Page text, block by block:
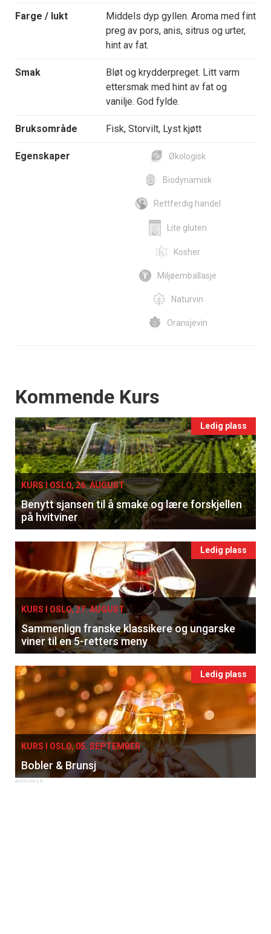
Farge / lukt
Middels dyp gyllen. Aroma med fint
preg av pors, anis, sitrus og urter,
hint av fat.
Smak
Bløt og krydderpreget. Litt varm
ettersmak med hint av fat og
vanilje. God fylde.
Bruksområde Fisk, Storvilt, Lyst kjøtt
Egenskaper Økologisk
Biodynamisk
Rettferdig handel
Lite gluten
Kosher
Miljøemballasje
Naturvin
Oransjevin
Events
Kommende Kurs
Ledig plass
KURS I OSLO, 26. AUGUST
Benytt sjansen til å smake og lære forskjellen
på hvitviner
Ledig plass
KURS I OSLO, 27. AUGUST
Sammenlign franske klassikere og ungarske
viner til en 5-retters meny
Ledig plass
KURS I OSLO, 05. SEPTEMBER
Bobler & Brunsj